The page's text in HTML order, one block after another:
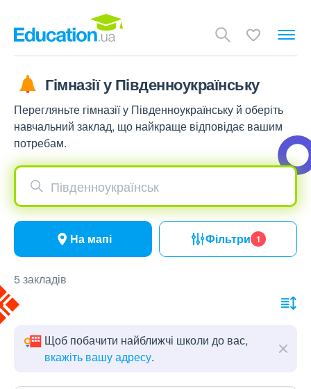
Гімназії у Південноукраїнську
Перегляньте гімназії у Південноукраїнську й оберіть
навчальний заклад, що найкраще відповідає вашим
потребам.
Південноукраїнськ
На мапі Фільтри 1
5 закладів
Щоб побачити найближчі школи до вас,
вкажіть вашу адресу.